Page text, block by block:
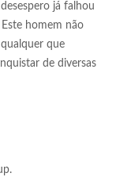
já falhou
homem não
que
de diversas